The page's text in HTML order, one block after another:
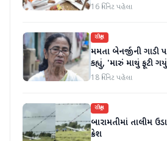
16 મિનિટ પહેલા
રાષ્ટ્રીય
મમતા બેનર્જીની
કહ્યું, 'મારું માથું ફૂટી
18 મિનિટ પહેલા
રાષ્ટ્રીય
બારામતીમાં તાલીમ
ક્રેશ